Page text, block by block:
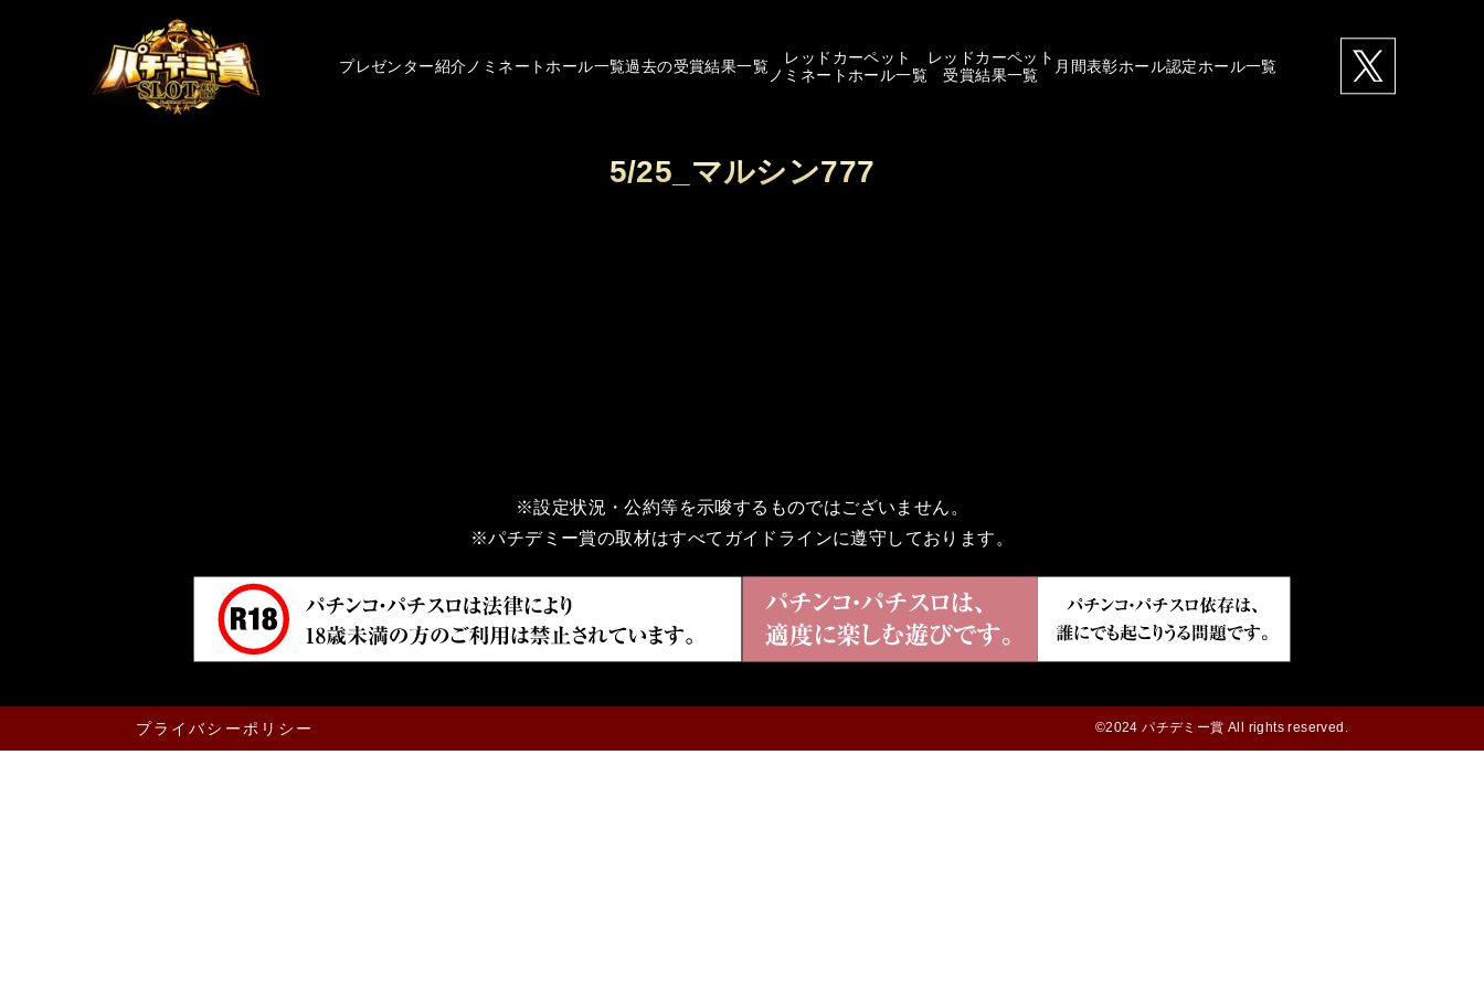
プレゼンター紹介 ノミネートホール一覧過去の受賞結果一覧
レッドカーペット
ノミネートホール一覧
レッドカーペット
受賞結果一覧
月間表彰ホール認定ホール一覧
5/25_マルシン777
※設定状況・公約等を示唆するものではございません。
※パチデミー賞の取材はすべてガイドラインに遵守しております。
プライバシーポリシー ©2024 パチデミー賞 All rights reserved.